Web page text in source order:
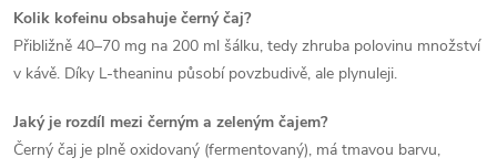
ý
p
i
s
Kolik kofeinu obsahuje černý čaj?
Přibližně 40–70 mg na 200 ml šálku, tedy zhruba polovinu množství
v kávě. Díky L-theaninu působí povzbudivě, ale plynuleji.
Jaký je rozdíl mezi černým a zeleným čajem?
Černý čaj je plně oxidovaný (fermentovaný), má tmavou barvu,